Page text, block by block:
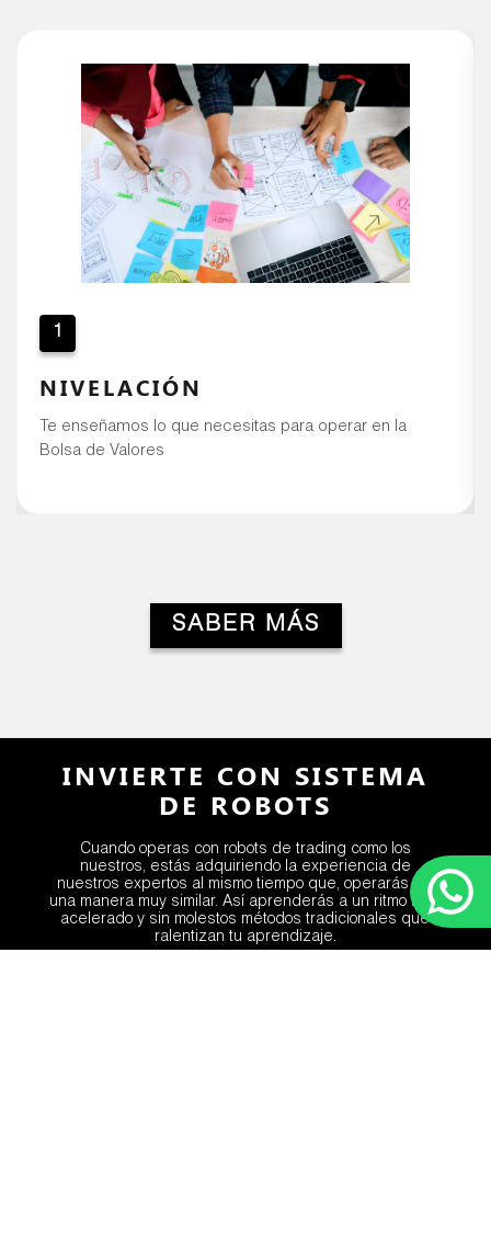
1
NIVELACIÓN
Te enseñamos lo que necesitas para operar en la
Bolsa de Valores
SABER MÁS
INVIERTE CON SISTEMA
DE ROBOTS
Cuando operas con robots de trading como los
nuestros, estás adquiriendo la experiencia de
nuestros expertos al mismo tiempo que, operarás de
una manera muy similar. Así aprenderás a un ritmo más
acelerado y sin molestos métodos tradicionales que
ralentizan tu aprendizaje.